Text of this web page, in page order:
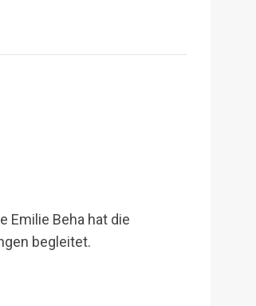
Emilie Beha hat die
begleitet.